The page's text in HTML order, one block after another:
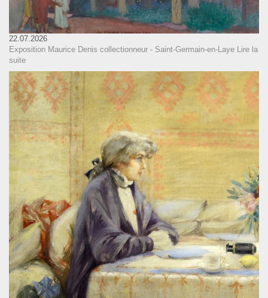
22.07.2026
Exposition Maurice Denis collectionneur - Saint-Germain-en-Laye Lire la
suite